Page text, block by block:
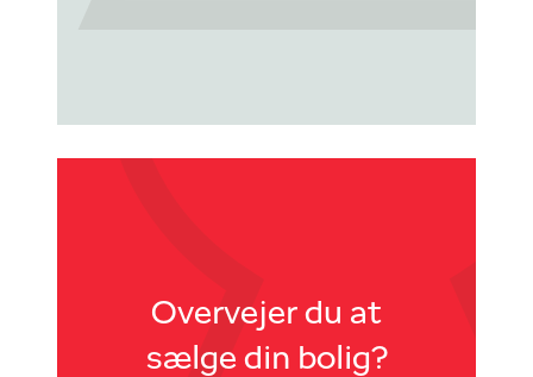
Overvejer du at
sælge din bolig?